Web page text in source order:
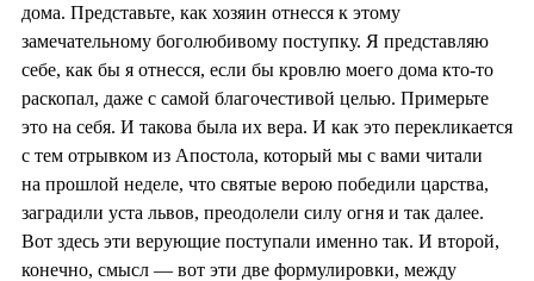
дома. Представьте, как хозяин отнесся к этому
замечательному боголюбивому поступку. Я представляю
себе, как бы я отнесся, если бы кровлю моего дома кто-то
раскопал, даже с самой благочестивой целью. Примерьте
это на себя. И такова была их вера. И как это перекликается
с тем отрывком из Апостола, который мы с вами читали
на прошлой неделе, что святые верою победили царства,
заградили уста львов, преодолели силу огня и так далее.
Вот здесь эти верующие поступали именно так. И второй,
конечно, смысл — вот эти две формулировки, между